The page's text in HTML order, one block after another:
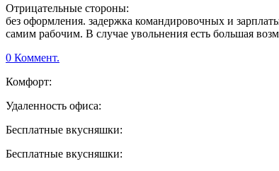
Отрицательные стороны:
без оформления. задержка командировочных и
самим рабочим. В случае увольнения есть большая
0 Коммент.
Комфорт:
Удаленность офиса:
Бесплатные вкусняшки:
Бесплатные вкусняшки: